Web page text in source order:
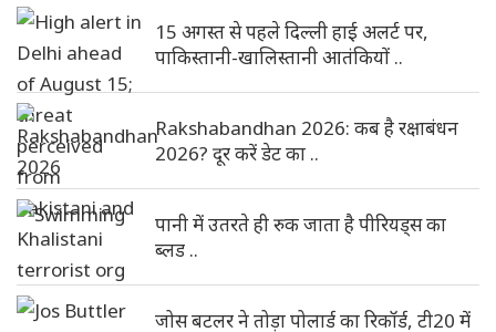
15 अगस्त से पहले दिल्ली हाई अलर्ट पर,
पाकिस्तानी-खालिस्तानी आतंकियों ..
Rakshabandhan 2026: कब है रक्षाबंधन
2026? दूर करें डेट का ..
पानी में उतरते ही रुक जाता है पीरियड्स का
ब्लड ..
जोस बटलर ने तोड़ा पोलार्ड का रिकॉर्ड, टी20 में